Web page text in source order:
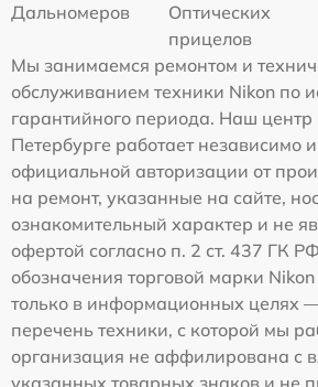
Дальномеров
Оптических
прицелов
Мы занимаемся ремонтом и
обслуживанием техники Nikon по
гарантийного периода. Наш центр
Петербурге работает независимо
официальной авторизации от
на ремонт, указанные на сайте,
ознакомительный характер и не
офертой согласно п. 2 ст. 437 ГК
обозначения торговой марки
только в информационных целях
перечень техники, с которой мы
организация не аффилирована с